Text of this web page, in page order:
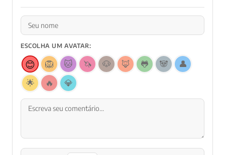
ESCOLHA UM AVATAR:
😊 🦁 🐱 🦄 🐶 🦊 🐸 🐼
👤
🌟
🔥 💎